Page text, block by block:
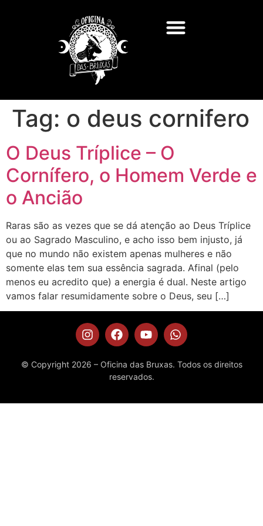
Tag: o deus cornifero
O Deus Tríplice – O
Cornífero, o Homem Verde e
o Ancião
Raras são as vezes que se dá atenção ao Deus Tríplice
ou ao Sagrado Masculino, e acho isso bem injusto, já
que no mundo não existem apenas mulheres e não
somente elas tem sua essência sagrada. Afinal (pelo
menos eu acredito que) a energia é dual. Neste artigo
vamos falar resumidamente sobre o Deus, seu […]
© Copyright 2026 – Oficina das Bruxas. Todos os direitos
reservados.